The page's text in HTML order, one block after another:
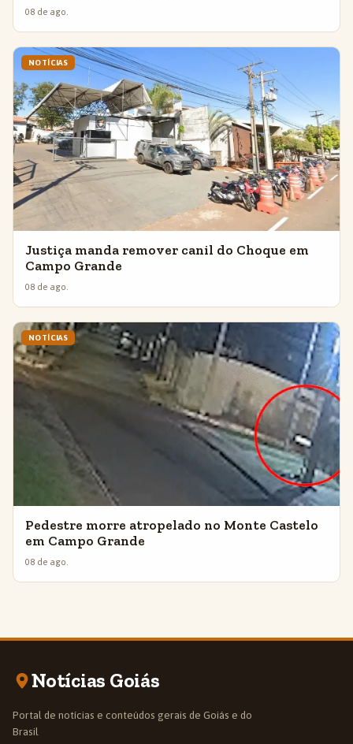
08 de ago.
NOTÍCIAS
Justiça manda remover canil do Choque em
Campo Grande
08 de ago.
NOTÍCIAS
Pedestre morre atropelado no Monte Castelo
em Campo Grande
08 de ago.
Notícias Goiás
Portal de notícias e conteúdos gerais de Goiás e do
Brasil